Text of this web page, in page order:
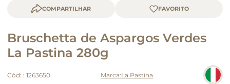
COMPARTILHAR
Bruschetta de Aspargos Verdes
La Pastina 280g
Cód: : 1263650 La Pastina